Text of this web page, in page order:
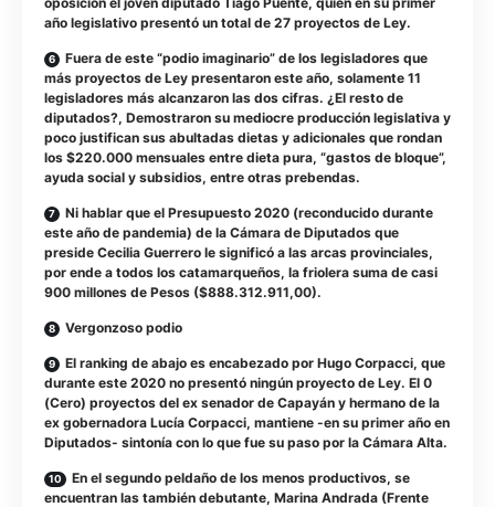
año legislativo presentó un total de 27 proyectos de Ley.
Fuera de este “podio imaginario” de los legisladores que
más proyectos de Ley presentaron este año, solamente 11
legisladores más alcanzaron las dos cifras. ¿El resto de
diputados?, Demostraron su mediocre producción legislativa y
poco justifican sus abultadas dietas y adicionales que rondan
los $220.000 mensuales entre dieta pura, “gastos de bloque”,
ayuda social y subsidios, entre otras prebendas.
Ni hablar que el Presupuesto 2020 (reconducido durante
este año de pandemia) de la Cámara de Diputados que
preside Cecilia Guerrero le significó a las arcas provinciales,
por ende a todos los catamarqueños, la friolera suma de casi
900 millones de Pesos ($888.312.911,00).
Vergonzoso podio
El ranking de abajo es encabezado por Hugo Corpacci, que
durante este 2020 no presentó ningún proyecto de Ley. El 0
(Cero) proyectos del ex senador de Capayán y hermano de la
ex gobernadora Lucía Corpacci, mantiene -en su primer año en
Diputados- sintonía con lo que fue su paso por la Cámara Alta.
En el segundo peldaño de los menos productivos, se
encuentran las también debutante, Marina Andrada (Frente